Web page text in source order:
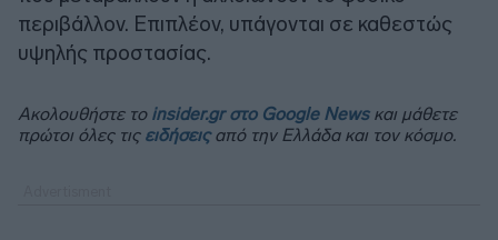
περιβάλλον. Επιπλέον, υπάγονται σε καθεστώς
υψηλής προστασίας.
Ακολουθήστε το insider.gr στο Google Newsκαι μάθετε
πρώτοι όλες τις ειδήσειςαπό την Ελλάδα και τον κόσμο.